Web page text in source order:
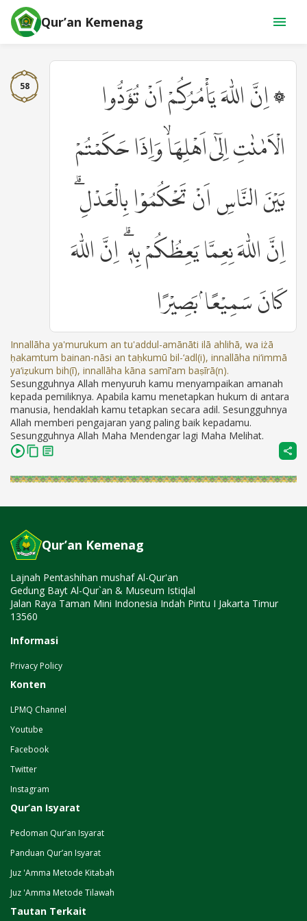
Qur’an Kemenag
58
۞ اِنَّ اللّٰهَ يَأْمُرُكُمْ اَنْ تُؤَدُّوا
الْاَمٰنٰتِ اِلٰٓى اَهْلِهَاۙ وَاِذَا حَكَمْتُمْ
بَيْنَ النَّاسِ اَنْ تَحْكُمُوْا بِالْعَدْلِ ۗ
اِنَّ اللّٰهَ نِعِمَّا يَعِظُكُمْ بِهٖ ۗ اِنَّ اللّٰهَ
كَانَ سَمِيْعًاۢ بَصِيْرًا
Innallāha ya'murukum an tu'addul-amānāti ilā ahlihā, wa iżā
ḥakamtum bainan-nāsi an taḥkumū bil-‘adl(i), innallāha ni‘immā
ya‘iẓukum bih(ī), innallāha kāna samī‘am baṣīrā(n).
Sesungguhnya Allah menyuruh kamu menyampaikan amanah
kepada pemiliknya. Apabila kamu menetapkan hukum di antara
manusia, hendaklah kamu tetapkan secara adil. Sesungguhnya
Allah memberi pengajaran yang paling baik kepadamu.
Sesungguhnya Allah Maha Mendengar lagi Maha Melihat.
Qur’an Kemenag
Lajnah Pentashihan mushaf Al-Qur'an
Gedung Bayt Al-Qur`an & Museum Istiqlal
Jalan Raya Taman Mini Indonesia Indah Pintu I Jakarta Timur
13560
Informasi
Privacy Policy
Konten
LPMQ Channel
Youtube
Facebook
Twitter
Instagram
Qur’an Isyarat
Pedoman Qur’an Isyarat
Panduan Qur’an Isyarat
Juz 'Amma Metode Kitabah
Juz 'Amma Metode Tilawah
Tautan Terkait